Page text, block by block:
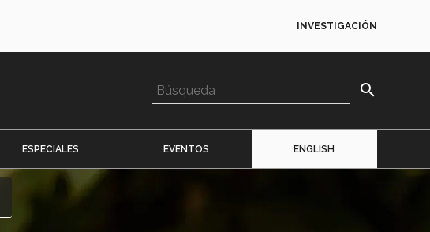
INVESTIGACIÓN
search
ESPECIALES EVENTOS ENGLISH